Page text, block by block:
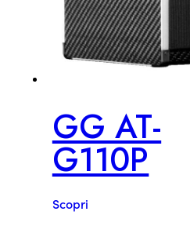
GG AT-
G110P
Scopri